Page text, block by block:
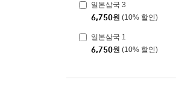
일본삼국 3
6,750원 (10% 할인)
일본삼국 1
6,750원 (10% 할인)